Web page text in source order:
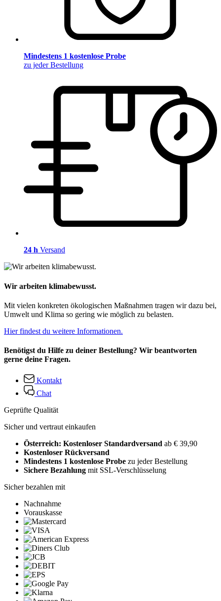
Mindestens 1 kostenlose Probe
zu jeder Bestellung
24 h Versand
Wir arbeiten klimabewusst.
Mit vielen konkreten ökologischen Maßnahmen tragen wir dazu bei,
Umwelt und Klima so gering wie möglich zu belasten.
Hier findest du weitere Informationen.
Benötigst du Hilfe zu deiner Bestellung? Wir beantworten
gerne deine Fragen.
Kontakt
Chat
Geprüfte Qualität
Sicher und vertraut einkaufen
Österreich: Kostenloser Standardversand ab € 39,90
Kostenloser Rückversand
Mindestens 1 kostenlose Probe zu jeder Bestellung
Sichere Bezahlung mit SSL-Verschlüsselung
Sicher bezahlen mit
Nachnahme
Vorauskasse